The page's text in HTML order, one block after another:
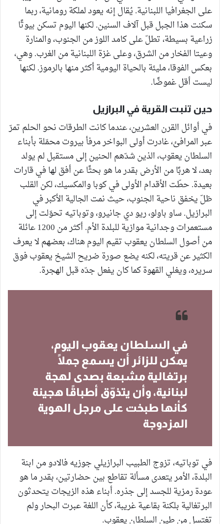
على الجغرافيا اللبنانية. يُقال إنه يعود لملكة رومانية، ربما
سكنت هذا الجبل قبل آلاف السنين. لكنها اليوم تسكن بيوتًا
زراعية بسيطة، تطلّ على كامد اللوز من الجنوب، والمنارة
وعيتا الفخار من الشرق، وعلى غزة اللبنانية من الغرب. وهي،
بعكس الفوقا، مليئة بالحياة اليومية أكثر منها بالرموز. لكنها
ليست أقل غموضًا.
حين تنبت القرية في البرازيل
في أوائل القرن العشرين، عندما كانت الطرقات نحو الحلم تمرّ
عبر المرافئ، غادرت أولى البواخر مرفأ بيروت محمّلة بأبناء
السلطان يعقوب، الذين شدّهم الحنين إلى مستقبل لم يولد
بعد، لا هربًا من الأرض بقدر ما هو بحثًا عن أفق لها في قارات
بعيدة. حطّت الأقدام الأولى في كوبا والمكسيك، لكن القلب
ظلّ يخفق ناحية الجنوب، حيث نمت الجالية الأكبر في
البرازيل. ساو باولو، ريو دي جانيرو، وتوباتيه تحوّلت إلى
مستعمرات وجدانية موازية للبلدة الأم. أكثر من 1200 عائلة
من أصول السلطان يعقوب تقيم اليوم هناك، بعضهم لا يعرف
الكثير عن قريته، لكنه يضع صورة ضريح الشيخ يعقوب فوق
سريره، ويغلي القهوة كما كان يفعل جدّه قبل الهجرة.
في السلطان يعقوب اليوم،
يمكن للزائر أن يسمع جملًا
برتغالية مشبعة بصدى لهجة
لبنانية، وأن يتذوّق أطباقًا هجينة
كأنها طبخت على مرجل الهوية
المزدوجة
في توباتيه، تزوج الطبيب البرازيلي جوزيه فالادو من ابنة
البلدة، الأمر يتعدى مسألة تقاطع بين حضارتين، بقدر ما هو
عودة رمزية للجسد إلى جذره. أبناء هذه الزيجات يتحدثون
البرتغالية بلكنة بقاعية غريبة، كأن اللغة عبرت البحار ولم
تغتسل من طين السلطان يعقوب.